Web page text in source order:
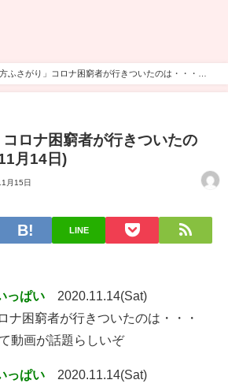
方ふさがり」コロナ困窮者が行きついたのは・・・
コロナ困窮者が行きついたの
月14日)
月15日
LINE
っぱい
2020.11.14(Sat)
ナ困窮者が行きついたのは・・・
動画が話題らしいぞ
っぱい 2020.11.14(Sat)